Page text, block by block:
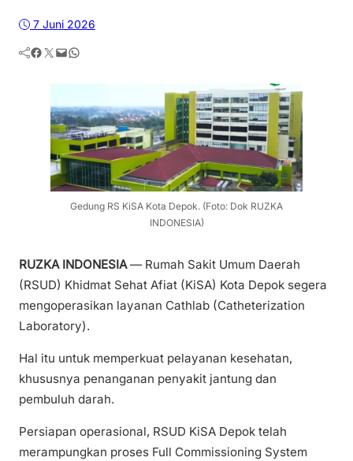
7 Juni 2026
Facebook Twitter Mail WhatsApp
Gedung RS KiSA Kota Depok. (Foto: Dok RUZKA
INDONESIA)
RUZKA INDONESIA— Rumah Sakit Umum Daerah
(RSUD) Khidmat Sehat Afiat (KiSA) Kota Depok segera
mengoperasikan layanan Cathlab (Catheterization
Laboratory).
Hal itu untuk memperkuat pelayanan kesehatan,
khususnya penanganan penyakit jantung dan
pembuluh darah.
Persiapan operasional, RSUD KiSA Depok telah
merampungkan proses Full Commissioning System